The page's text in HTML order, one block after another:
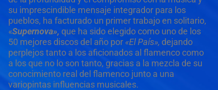
su imprescindible mensaje integrador para los
pueblos, ha facturado un primer trabajo en solitario,
«Supernova», que ha sido elegido como uno de los
50 mejores discos del año por «El País», dejando
perplejos tanto a los aficionados al flamenco como
a los que no lo son tanto, gracias a la mezcla de su
conocimiento real del flamenco junto a una
variopintas influencias musicales.